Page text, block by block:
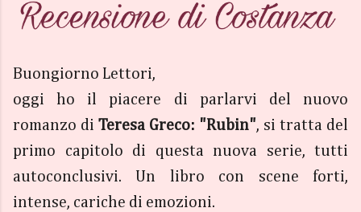
Buongiorno Lettori,
oggi ho il piacere di parlarvi del nuovo
romanzo di Teresa Greco: "Rubin", si tratta del
primo capitolo di questa nuova serie, tutti
autoconclusivi. Un libro con scene forti,
intense, cariche di emozioni.